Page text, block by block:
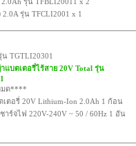
รุ่น TFCLI2001 x 1
น TGTLI20301
แบตเตอรี่ไร้สาย 20V Total รุ่น
ด****
ตอรี่ 20V Lithium-Ion 2.0Ah 1 ก้อน
ร์จไฟ 220V-240V ~ 50 / 60Hz 1 อัน